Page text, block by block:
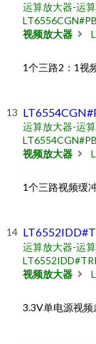
运算放大器-运
视频放大器
1个三路2：1视
运算放大器-运
视频放大器
1个三路视频缓
运算放大器-运
视频放大器
3.3V单电源视频